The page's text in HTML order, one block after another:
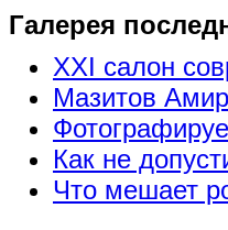
Галерея
XXI салон
Мазитов
Как не
Что мешает